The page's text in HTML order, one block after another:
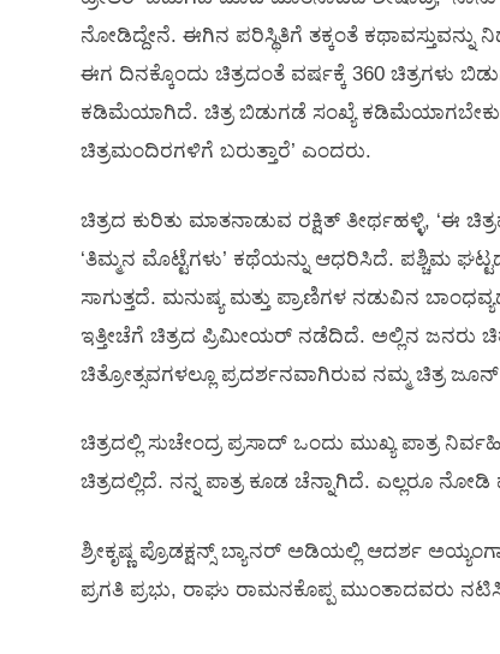
ನೋಡಿದ್ದೇನೆ. ಈಗಿನ ಪರಿಸ್ಥಿತಿಗೆ ತಕ್ಕಂತೆ
ಈಗ ದಿನಕ್ಕೊಂದು ಚಿತ್ರದಂತೆ ವರ್ಷಕ್ಕೆ 360 ಚಿತ್ರಗಳು
ಕಡಿಮೆಯಾಗಿದೆ. ಚಿತ್ರ ಬಿಡುಗಡೆ ಸಂಖ್ಯೆ
ಚಿತ್ರಮಂದಿರಗಳಿಗೆ ಬರುತ್ತಾರೆ’ ಎಂದರು.
ಚಿತ್ರದ ಕುರಿತು ಮಾತನಾಡುವ ರಕ್ಷಿತ್‍ ತೀರ್ಥಹಳ್ಳಿ, ‘ಈ
‘ತಿಮ್ಮನ ಮೊಟ್ಟೆಗಳು’ ಕಥೆಯನ್ನು ಆಧರಿಸಿದೆ. ಪಶ್ಚಿಮ
ಸಾಗುತ್ತದೆ. ಮನುಷ್ಯ ಮತ್ತು ಪ್ರಾಣಿಗಳ ನಡುವಿನ
ಇತ್ತೀಚೆಗೆ ಚಿತ್ರದ ಪ್ರಿಮೀಯರ್ ನಡೆದಿದೆ. ಅಲ್ಲಿನ ಜನರು
ಚಿತ್ರೋತ್ಸವಗಳಲ್ಲೂ ಪ್ರದರ್ಶನವಾಗಿರುವ ನಮ್ಮ ಚಿತ್ರ
ಚಿತ್ರದಲ್ಲಿ ಸುಚೇಂದ್ರ ಪ್ರಸಾದ್‍ ಒಂದು ಮುಖ್ಯ ಪಾತ್ರ
ಚಿತ್ರದಲ್ಲಿದೆ. ನನ್ನ ಪಾತ್ರ ಕೂಡ ಚೆನ್ನಾಗಿದೆ. ಎಲ್ಲರೂ ನೋಡಿ
ಶ್ರೀಕೃಷ್ಣ ಪ್ರೊಡಕ್ಷನ್ಸ್ ಬ್ಯಾನರ್ ಅಡಿಯಲ್ಲಿ ಆದರ್ಶ
ಪ್ರಗತಿ ಪ್ರಭು, ರಾಘು ರಾಮನಕೊಪ್ಪ ಮುಂತಾದವರು